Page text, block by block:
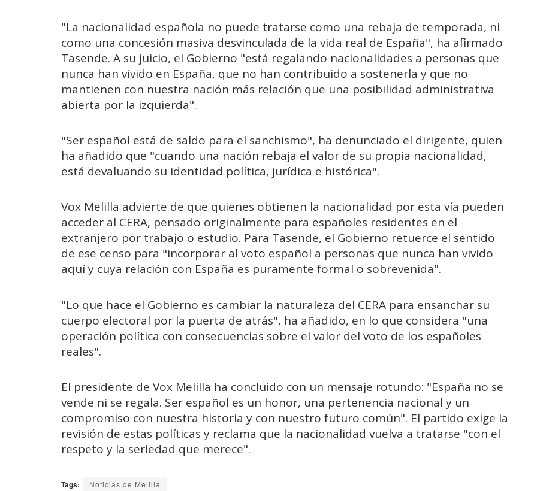
"La nacionalidad española no puede tratarse como una rebaja de temporada, ni
como una concesión masiva desvinculada de la vida real de España", ha afirmado
Tasende. A su juicio, el Gobierno "está regalando nacionalidades a personas que
nunca han vivido en España, que no han contribuido a sostenerla y que no
mantienen con nuestra nación más relación que una posibilidad administrativa
abierta por la izquierda".
"Ser español está de saldo para el sanchismo", ha denunciado el dirigente, quien
ha añadido que "cuando una nación rebaja el valor de su propia nacionalidad,
está devaluando su identidad política, jurídica e histórica".
Vox Melilla advierte de que quienes obtienen la nacionalidad por esta vía pueden
acceder al CERA, pensado originalmente para españoles residentes en el
extranjero por trabajo o estudio. Para Tasende, el Gobierno retuerce el sentido
de ese censo para "incorporar al voto español a personas que nunca han vivido
aquí y cuya relación con España es puramente formal o sobrevenida".
"Lo que hace el Gobierno es cambiar la naturaleza del CERA para ensanchar su
cuerpo electoral por la puerta de atrás", ha añadido, en lo que considera "una
operación política con consecuencias sobre el valor del voto de los españoles
reales".
El presidente de Vox Melilla ha concluido con un mensaje rotundo: "España no se
vende ni se regala. Ser español es un honor, una pertenencia nacional y un
compromiso con nuestra historia y con nuestro futuro común". El partido exige la
revisión de estas políticas y reclama que la nacionalidad vuelva a tratarse "con el
respeto y la seriedad que merece".
Tags: Noticias de Melilla